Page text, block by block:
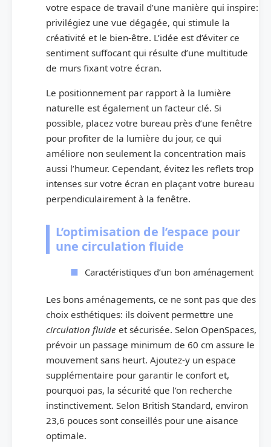
votre espace de travail d’une manière qui inspire:
privilégiez une vue dégagée, qui stimule la
créativité et le bien-être. L’idée est d’éviter ce
sentiment suffocant qui résulte d’une multitude
de murs fixant votre écran.
Le positionnement par rapport à la lumière
naturelle est également un facteur clé. Si
possible, placez votre bureau près d’une fenêtre
pour profiter de la lumière du jour, ce qui
améliore non seulement la concentration mais
aussi l’humeur. Cependant, évitez les reflets trop
intenses sur votre écran en plaçant votre bureau
perpendiculairement à la fenêtre.
L’optimisation de l’espace pour
une circulation fluide
Caractéristiques d’un bon aménagement
Les bons aménagements, ce ne sont pas que des
choix esthétiques: ils doivent permettre une
circulation fluide et sécurisée. Selon OpenSpaces,
prévoir un passage minimum de 60 cm assure le
mouvement sans heurt. Ajoutez-y un espace
supplémentaire pour garantir le confort et,
pourquoi pas, la sécurité que l’on recherche
instinctivement. Selon British Standard, environ
23,6 pouces sont conseillés pour une aisance
optimale.